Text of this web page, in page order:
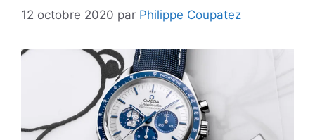
12 octobre 2020 par Philippe Coupatez